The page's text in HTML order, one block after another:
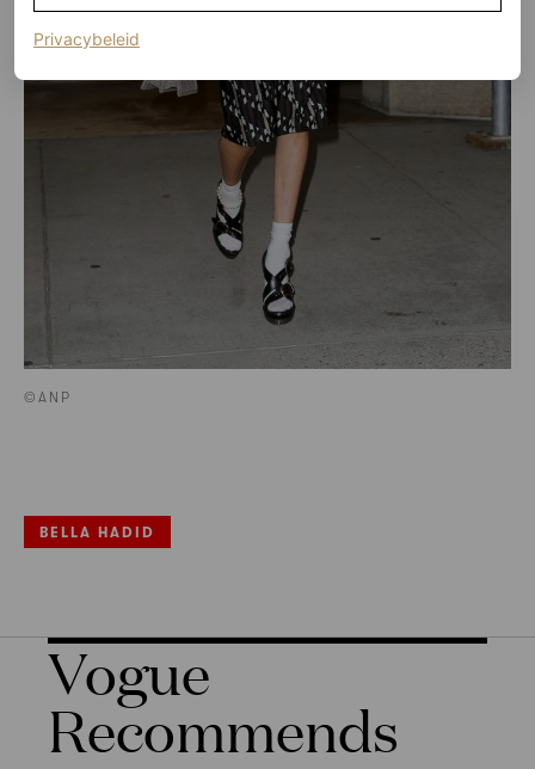
©ANP
BELLA HADID
Vogue
Recommends
Privacybeleid